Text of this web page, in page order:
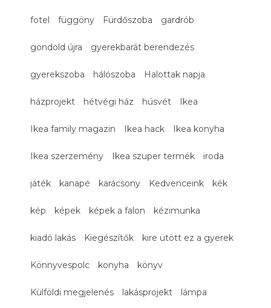
fotel függöny Fürdőszoba gardrób
gondold újra gyerekbarát berendezés
gyerekszoba hálószoba Halottak napja
házprojekt hétvégi ház húsvét Ikea
Ikea family magazin Ikea hack Ikea konyha
Ikea szerzemény Ikea szuper termék iroda
játék kanapé karácsony Kedvenceink kék
kép képek képek a falon kézimunka
kiadó lakás Kiegészítők kire ütött ez a gyerek
Könnyvespolc konyha könyv
Külföldi megjelenés lakásprojekt lámpa